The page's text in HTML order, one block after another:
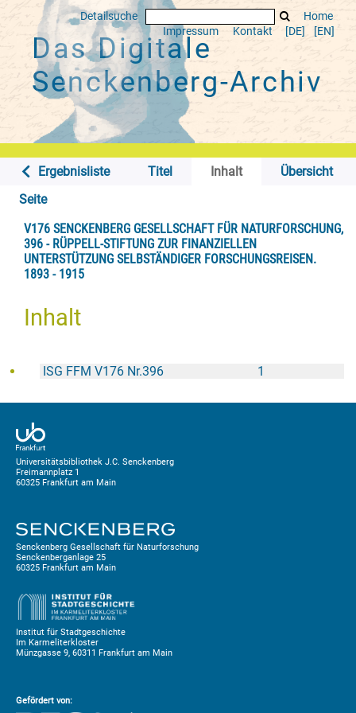
Detailsuche
Home
Impressum
Kontakt [DE] [EN]
Das Digitale
Senckenberg-Archiv
Ergebnisliste Titel Inhalt
Übersicht
Seite
V176 SENCKENBERG GESELLSCHAFT FÜR NATURFORSCHUNG,
396 - RÜPPELL-STIFTUNG ZUR FINANZIELLEN
UNTERSTÜTZUNG SELBSTÄNDIGER FORSCHUNGSREISEN.
1893 - 1915
Inhalt
1
ISG FFM V176 Nr.396
Universitätsbibliothek J.C. Senckenberg
Freimannplatz 1
60325 Frankfurt am Main
Senckenberg Gesellschaft für Naturforschung
Senckenberganlage 25
60325 Frankfurt am Main
Institut für Stadtgeschichte
Im Karmeliterkloster
Münzgasse 9, 60311 Frankfurt am Main
Gefördert von: